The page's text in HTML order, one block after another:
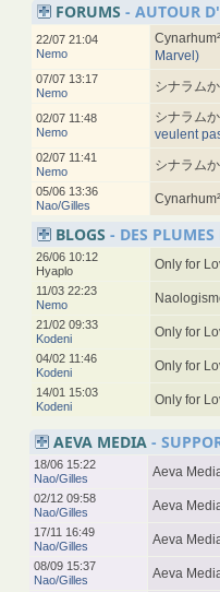
FORUMS - AUTOUR
22/07 21:04
Nemo
Marvel)
07/07 13:17
Nemo
シナラム
02/07 11:48
Nemo
シナラム
veulent
02/07 11:41
Nemo
シナラム
05/06 13:36
Nao/Gilles
BLOGS - DES PLUMES
26/06 10:12
Hyaplo
Only for
11/03 22:23
Nemo
21/02 09:33
Kodeni
Only for
04/02 11:46
Kodeni
Only for
14/01 15:03
Kodeni
Only for
AEVA MEDIA -
18/06 15:22
Nao/Gilles
Aeva
02/12 09:58
Nao/Gilles
Aeva
17/11 16:49
Nao/Gilles
Aeva
08/09 15:37
Nao/Gilles
Aeva